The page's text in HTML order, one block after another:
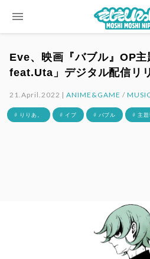
menu
Eve、映画『バブル』OP
feat.Uta」デジタル配信リ
21.April.2022 |ANIME&GAME /
# りりあ。 # イブ # バブル # 主題